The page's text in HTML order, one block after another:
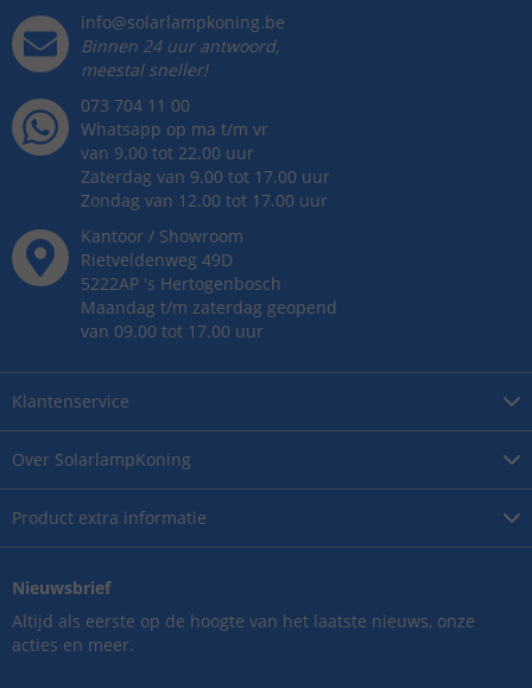
Over SolarlampKoning
Product extra informatie
Klantenservice
info@solarlampkoning.be
Binnen 24 uur antwoord,
meestal sneller!
073 704 11 00
Whatsapp op ma t/m vr
van 9.00 tot 22.00 uur
Zaterdag van 9.00 tot 17.00 uur
Zondag van 12.00 tot 17.00 uur
Kantoor / Showroom
Rietveldenweg 49D
5222AP 's Hertogenbosch
Maandag t/m zaterdag geopend
van 09.00 tot 17.00 uur
Nieuwsbrief
Altijd als eerste op de hoogte van het laatste nieuws, onze
acties en meer.